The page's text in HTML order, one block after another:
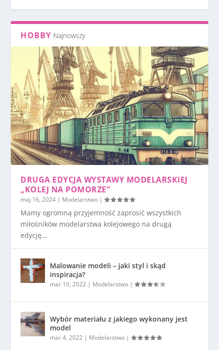
HOBBY Najnowszy
DRUGA EDYCJA WYSTAWY MODELARSKIEJ
„KOLEJ NA POMORZE”
maj 16, 2024 | Modelarstwo |
Mamy ogromną przyjemność zaprosić wszystkich
miłośników modelarstwa kolejowego na drugą
edycję...
Malowanie modeli – jaki styl i skąd
inspiracja?
mar 10, 2022 | Modelarstwo |
Wybór materiału z jakiego wykonany jest
model
mar 4, 2022 | Modelarstwo |